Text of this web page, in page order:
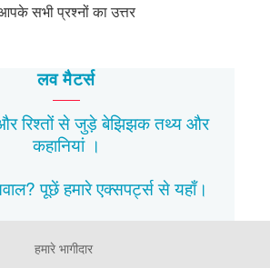
सभी प्रश्नों का उत्तर
लव मैटर्स
रिश्तों से जुड़े बेझिझकतथ्यऔर
कहानियां।
पूछें हमारे एक्सपर्ट्स सेयहाँ।
हमारे भागीदार